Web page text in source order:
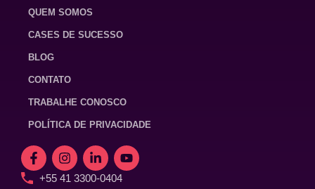
QUEM SOMOS
CASES DE SUCESSO
BLOG
CONTATO
TRABALHE CONOSCO
POLÍTICA DE PRIVACIDADE
+55 41 3300-0404